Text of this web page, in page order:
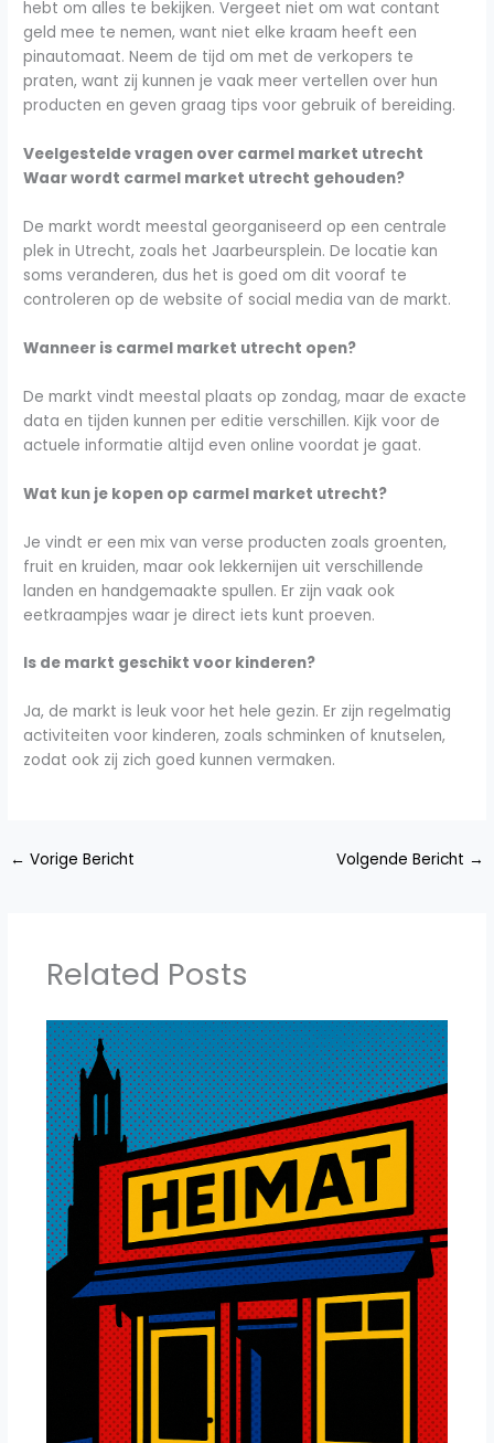
hebt om alles te bekijken. Vergeet niet om wat contant
geld mee te nemen, want niet elke kraam heeft een
pinautomaat. Neem de tijd om met de verkopers te
praten, want zij kunnen je vaak meer vertellen over hun
producten en geven graag tips voor gebruik of bereiding.
Veelgestelde vragen over carmel market utrecht
Waar wordt carmel market utrecht gehouden?
De markt wordt meestal georganiseerd op een centrale
plek in Utrecht, zoals het Jaarbeursplein. De locatie kan
soms veranderen, dus het is goed om dit vooraf te
controleren op de website of social media van de markt.
Wanneer is carmel market utrecht open?
De markt vindt meestal plaats op zondag, maar de exacte
data en tijden kunnen per editie verschillen. Kijk voor de
actuele informatie altijd even online voordat je gaat.
Wat kun je kopen op carmel market utrecht?
Je vindt er een mix van verse producten zoals groenten,
fruit en kruiden, maar ook lekkernijen uit verschillende
landen en handgemaakte spullen. Er zijn vaak ook
eetkraampjes waar je direct iets kunt proeven.
Is de markt geschikt voor kinderen?
Ja, de markt is leuk voor het hele gezin. Er zijn regelmatig
activiteiten voor kinderen, zoals schminken of knutselen,
zodat ook zij zich goed kunnen vermaken.
← Vorige Bericht Volgende Bericht →
Related Posts